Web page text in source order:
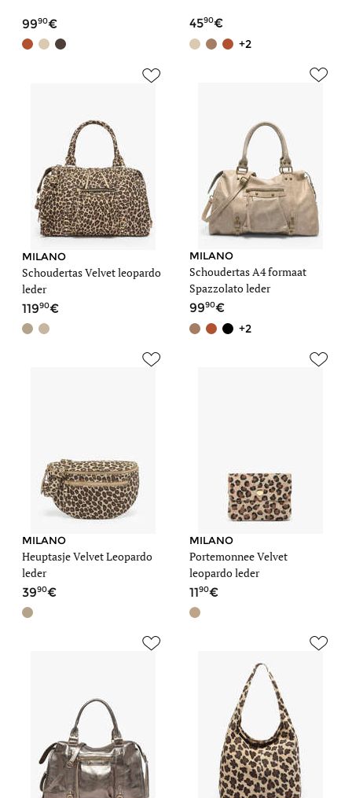
9990 4590
+2
MILANO
Schoudertas Velvet leopardo
leder
11990
MILANO
Schoudertas A4 formaat
Spazzolato leder
9990
+2
MILANO
Heuptasje Velvet Leopardo
leder
3990
MILANO
Portemonnee Velvet
leopardo leder
1190